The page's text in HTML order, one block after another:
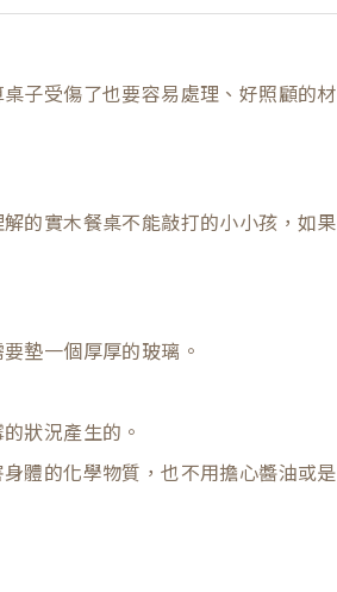
子受傷了也要容易處理、好照顧的材
的實木餐桌不能敲打的小小孩，如果
墊一個厚厚的玻璃。
狀況產生的。
體的化學物質，也不用擔心醬油或是